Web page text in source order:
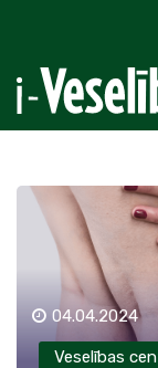
04.04.2024
Veselības